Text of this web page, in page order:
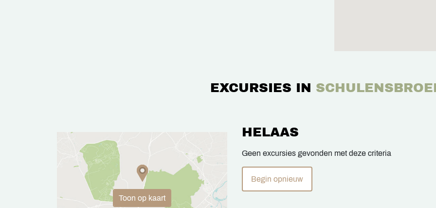
EXCURSIES IN
Toon op kaart
HELAAS
Geen excursies gevonden met deze criteria
Begin opnieuw